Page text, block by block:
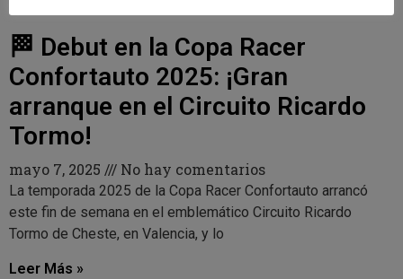
🏁 Debut en la Copa Racer
Confortauto 2025: ¡Gran
arranque en el Circuito Ricardo
Tormo!
mayo 7, 2025 No hay comentarios
La temporada 2025 de la Copa Racer Confortauto arrancó
este fin de semana en el emblemático Circuito Ricardo
Tormo de Cheste, en Valencia, y lo
Leer Más »